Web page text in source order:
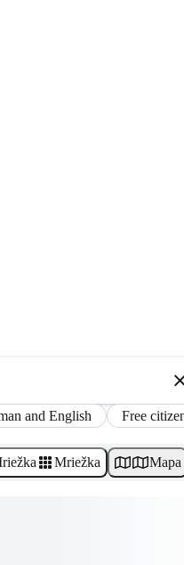
and English Free
Mriežka Mapa